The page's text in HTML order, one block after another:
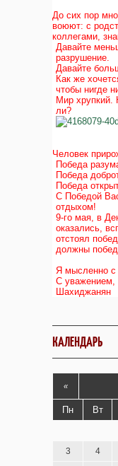
До сих пор
воюют: с
коллегами,
Давайте
разрушение.
Давайте
Как же
чтобы нигде
Мир хрупкий.
ли?
Человек
Победа
Победа
Победа
С Победой
отдыхом!
9-го мая, в
оказались,
отстоял
должны
Я мысленно
С уважением,
Шахиджанян
КАЛЕНДАРЬ
«
Пн Вт
3 4